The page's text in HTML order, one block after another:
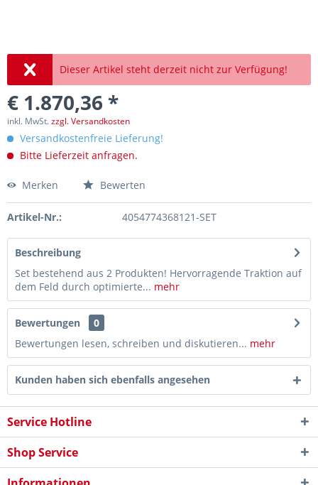
Dieser Artikel steht derzeit nicht zur Verfügung!
€ 1.870,36 *
inkl. MwSt.zzgl. Versandkosten
Versandkostenfreie Lieferung!
Bitte Lieferzeit anfragen.
Merken Bewerten
Artikel-Nr.: 4054774368121-SET
Beschreibung
Set bestehend aus 2 Produkten! Hervorragende Traktion auf
dem Feld durch optimierte... mehr
Bewertungen
0
Bewertungen lesen, schreiben und diskutieren... mehr
Kunden haben sich ebenfalls angesehen
Service Hotline
Shop Service